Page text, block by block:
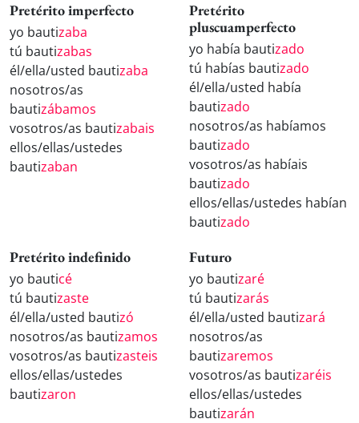
Pretérito imperfecto
yo bautizaba
tú bautizabas
él/ella/usted bautizaba
nosotros/as
bautizábamos
vosotros/as bautizabais
ellos/ellas/ustedes
bautizaban
Pretérito
pluscuamperfecto
yo había bautizado
tú habías bautizado
él/ella/usted había
bautizado
nosotros/as habíamos
bautizado
vosotros/as habíais
bautizado
ellos/ellas/ustedes habían
bautizado
Pretérito indefinido
yo bauticé
tú bautizaste
él/ella/usted bautizó
nosotros/as bautizamos
vosotros/as bautizasteis
ellos/ellas/ustedes
bautizaron
Futuro
yo bautizaré
tú bautizarás
él/ella/usted bautizará
nosotros/as
bautizaremos
vosotros/as bautizaréis
ellos/ellas/ustedes
bautizarán